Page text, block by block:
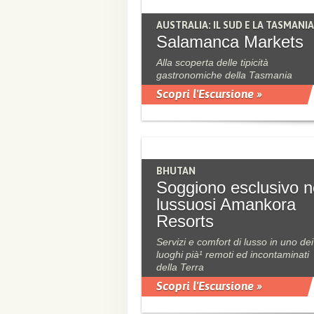
AUSTRALIA: IL SUD E LA TASMANIA
Salamanca Markets
Alla scoperta delle tipicità
gastronomiche della Tasmania
Scopri l'Escursione »
BHUTAN
Soggiono esclusivo
lussuosi Amankora
Resorts
Servizi e comfort di lusso in uno dei
luoghi pià¹ remoti ed incontaminati
della Terra
Scopri l'Escursione »